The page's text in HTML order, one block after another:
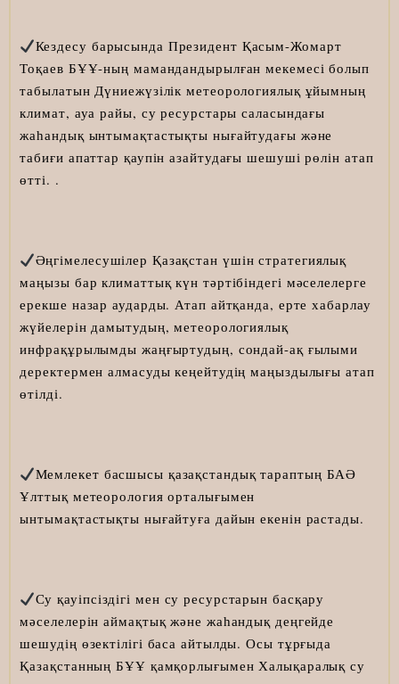
Кездесу барысында Президент Қасым-Жомарт
Тоқаев БҰҰ-ның мамандандырылған мекемесі болып
табылатын Дүниежүзілік метеорологиялық ұйымның
климат, ауа райы, су ресурстары саласындағы
жаһандық ынтымақтастықты нығайтудағы және
табиғи апаттар қаупін азайтудағы шешуші рөлін атап
өтті. .
Әңгімелесушілер Қазақстан үшін стратегиялық
маңызы бар климаттық күн тәртібіндегі мәселелерге
ерекше назар аударды. Атап айтқанда, ерте хабарлау
жүйелерін дамытудың, метеорологиялық
инфрақұрылымды жаңғыртудың, сондай-ақ ғылыми
деректермен алмасуды кеңейтудің маңыздылығы атап
өтілді.
Мемлекет басшысы қазақстандық тараптың БАӘ
Ұлттық метеорология орталығымен
ынтымақтастықты нығайтуға дайын екенін растады.
Су қауіпсіздігі мен су ресурстарын басқару
мәселелерін аймақтық және жаһандық деңгейде
шешудің өзектілігі баса айтылды. Осы тұрғыда
Қазақстанның БҰҰ қамқорлығымен Халықаралық су